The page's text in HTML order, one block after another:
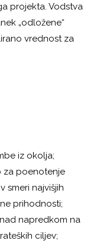
projekta. Vodstva
„odložene“
vrednost za
iz okolja;
za poenotenje
smeri najvišjih
prihodnosti;
napredkom na
ciljev;